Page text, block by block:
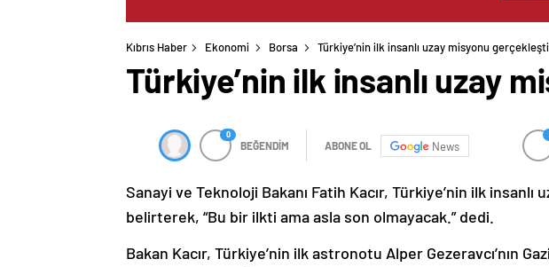
Kıbrıs Haber Ekonomi Borsa Türkiye’nin ilk insanlı uzay misyonu
Türkiye’nin ilk insanlı uzay
0
BEĞENDİM ABONE OL News
Sanayi ve Teknoloji Bakanı Fatih Kacır, Türkiye’nin ilk
belirterek, “Bu bir ilkti ama asla son olmayacak.” dedi.
Bakan Kacır, Türkiye’nin ilk astronotu Alper Gezeravcı’nın